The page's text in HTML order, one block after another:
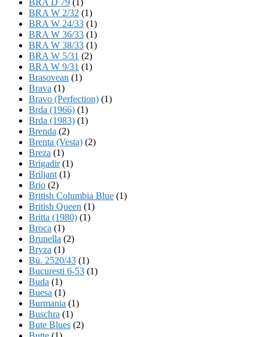
BRA W 2/32 (1)
BRA W 24/33 (1)
BRA W 36/33 (1)
BRA W 38/33 (1)
BRA W 5/31 (2)
BRA W 9/31 (1)
Brasovean (1)
Brava (1)
Bravo (Perfection) (1)
Brda (1966) (1)
Brda (1983) (1)
Brenda (2)
Brenta (Vesta) (2)
Breza (1)
Brigadir(1)
Briljant (1)
Brio (2)
British Columbia Blue (1)
British Queen (1)
Britta (1980) (1)
Broca (1)
Brunella (2)
Bryza (1)
Bü. 2520/43 (1)
Bucuresti 6-53 (1)
Buda (1)
Buesa (1)
Burmania (1)
Buschra (1)
Bute Blues (2)